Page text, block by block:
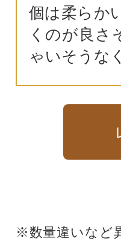
個は柔らか
くのが良さ
ゃいそうな
※数量違いなど